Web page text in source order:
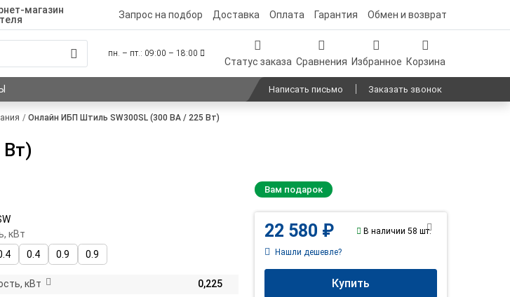
магазин
Запрос на подбор Доставка Оплата Гарантия Обмен и возврат
пн. – пт.: 09:00 – 18:00
Статус заказа Сравнения Избранное Корзина
Написать письмо Заказать звонок
Онлайн ИБП Штиль SW300SL (300 ВА / 225 Вт)
Вам подарок
кВт
0.4 0.9 0.9
кВт
0,225
22 580 ₽ В наличии 58 шт.
Нашли дешевле?
Купить